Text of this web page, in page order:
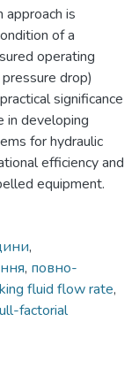
approach is
of a
operating
drop)
significance
in developing
for hydraulic
efficiency and
equipment.
,
, повно-
fluid flow rate,
factorial